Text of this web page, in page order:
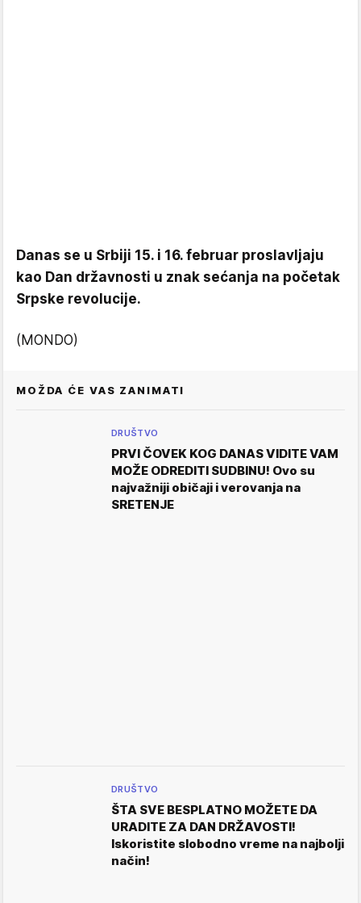
Danas se u Srbiji 15. i 16. februar proslavljaju
kao Dan državnosti u znak sećanja na početak
Srpske revolucije.
(MONDO)
MOŽDA ĆE VAS ZANIMATI
DRUŠTVO
PRVI ČOVEK KOG DANAS VIDITE VAM
MOŽE ODREDITI SUDBINU! Ovo su
najvažniji običaji i verovanja na
SRETENJE
DRUŠTVO
ŠTA SVE BESPLATNO MOŽETE DA
URADITE ZA DAN DRŽAVOSTI!
Iskoristite slobodno vreme na najbolji
način!